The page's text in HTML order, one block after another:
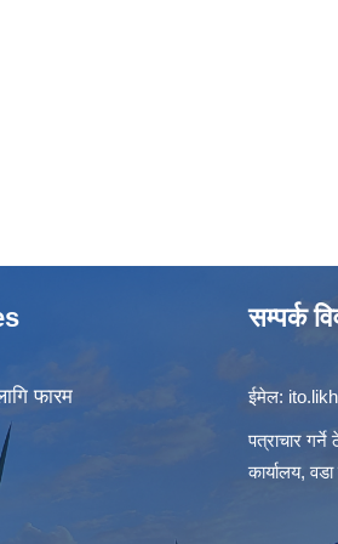
फारम
सम्पर्क
ईमेल:
पत्राचार गर्ने
कार्यालय,